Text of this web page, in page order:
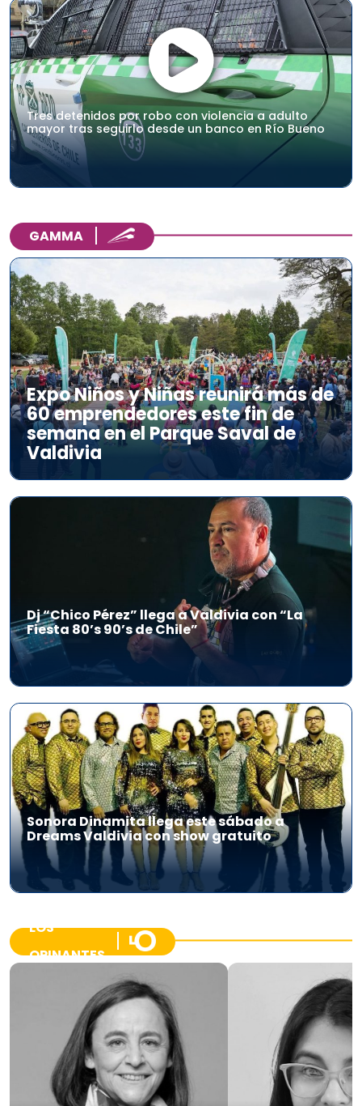
Tres detenidos por robo con violencia a adulto
mayor tras seguirlo desde un banco en Río Bueno
GAMMA
Expo Niños y Niñas reunirá más de
60 emprendedores este fin de
semana en el Parque Saval de
Valdivia
Dj “Chico Pérez” llega a Valdivia con “La
Fiesta 80’s 90’s de Chile”
Sonora Dinamita llega este sábado a
Dreams Valdivia con show gratuito
LOS
OPINANTES